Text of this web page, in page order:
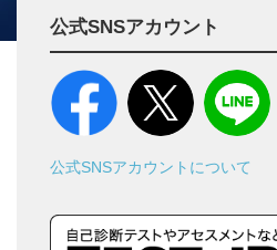
公式SNSアカウント
公式SNSアカウントについて